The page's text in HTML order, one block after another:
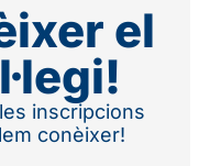
el
inscripcions
conèixer!